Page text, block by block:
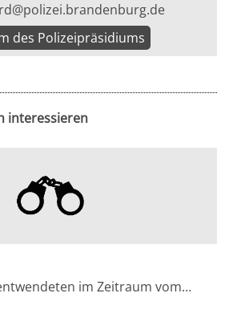
des Polizeipräsidiums
interessieren
im Zeitraum vom…